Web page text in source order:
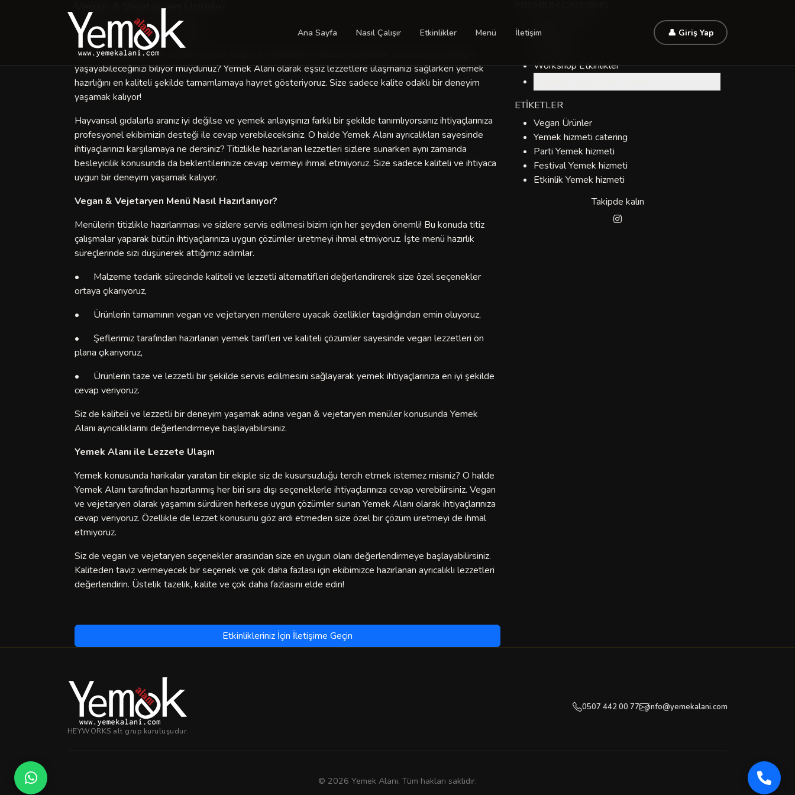
Ana Sayfa Nasıl Çalışır Etkinlikler Menü İletişim 👤 Giriş Yap
Vegan & Vejetaryen Ürünler
Vegan & Vejetaryen Menüler
Lezzet beklentilerinize cevap verecek vegan & vejetaryen menüler sayesinde kusursuz bir deneyim
yaşayabileceğinizi biliyor muydunuz? Yemek Alanı olarak eşsiz lezzetlere ulaşmanızı sağlarken yemek
hazırlığını en kaliteli şekilde tamamlamaya hayret gösteriyoruz. Size sadece kalite odaklı bir deneyim
yaşamak kalıyor!
Hayvansal gıdalarla aranız iyi değilse ve yemek anlayışınızı farklı bir şekilde tanımlıyorsanız ihtiyaçlarınıza
profesyonel ekibimizin desteği ile cevap verebileceksiniz. O halde Yemek Alanı ayrıcalıkları sayesinde
ihtiyaçlarınızı karşılamaya ne dersiniz? Titizlikle hazırlanan lezzetleri sizlere sunarken aynı zamanda
besleyicilik konusunda da beklentilerinize cevap vermeyi ihmal etmiyoruz. Size sadece kaliteli ve ihtiyaca
uygun bir deneyim yaşamak kalıyor.
Vegan & Vejetaryen Menü Nasıl Hazırlanıyor?
Menülerin titizlikle hazırlanması ve sizlere servis edilmesi bizim için her şeyden önemli! Bu konuda titiz
çalışmalar yaparak bütün ihtiyaçlarınıza uygun çözümler üretmeyi ihmal etmiyoruz. İşte menü hazırlık
süreçlerinde sizi düşünerek attığımız adımlar.
•
Malzeme tedarik sürecinde kaliteli ve lezzetli alternatifleri değerlendirerek size özel seçenekler
ortaya çıkarıyoruz,
•
Ürünlerin tamamının vegan ve vejetaryen menülere uyacak özellikler taşıdığından emin oluyoruz,
•
Şeflerimiz tarafından hazırlanan yemek tarifleri ve kaliteli çözümler sayesinde vegan lezzetleri ön
plana çıkarıyoruz,
•
Ürünlerin taze ve lezzetli bir şekilde servis edilmesini sağlayarak yemek ihtiyaçlarınıza en iyi şekilde
cevap veriyoruz.
Siz de kaliteli ve lezzetli bir deneyim yaşamak adına vegan & vejetaryen menüler konusunda Yemek
Alanı ayrıcalıklarını değerlendirmeye başlayabilirsiniz.
Yemek Alanı ile Lezzete Ulaşın
Yemek konusunda harikalar yaratan bir ekiple siz de kusursuzluğu tercih etmek istemez misiniz? O halde
Yemek Alanı tarafından hazırlanmış her biri sıra dışı seçeneklerle ihtiyaçlarınıza cevap verebilirsiniz. Vegan
ve vejetaryen olarak yaşamını sürdüren herkese uygun çözümler sunan Yemek Alanı olarak ihtiyaçlarınıza
cevap veriyoruz. Özellikle de lezzet konusunu göz ardı etmeden size özel bir çözüm üretmeyi de ihmal
etmiyoruz.
Siz de vegan ve vejetaryen seçenekler arasından size en uygun olanı değerlendirmeye başlayabilirsiniz.
Kaliteden taviz vermeyecek bir seçenek ve çok daha fazlası için ekibimizce hazırlanan ayrıcalıklı lezzetleri
değerlendirin. Üstelik tazelik, kalite ve çok daha fazlasını elde edin!
Etkinlikleriniz İçin İletişime Geçin
Özel Gün
Workshop Etkinlikler
ETİKETLER
Vegan Ürünler
Yemek hizmeti catering
Parti Yemek hizmeti
Festival Yemek hizmeti
Etkinlik Yemek hizmeti
Takipde kalın
HEYWORKS alt grup kuruluşudur.
0507 442 00 77 info@yemekalani.com
© 2026 Yemek Alanı. Tüm hakları saklıdır.